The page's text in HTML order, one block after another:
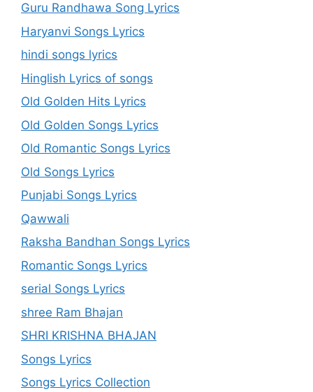
Guru Randhawa Song Lyrics
Haryanvi Songs Lyrics
hindi songs lyrics
Hinglish Lyrics of songs
Old Golden Hits Lyrics
Old Golden Songs Lyrics
Old Romantic Songs Lyrics
Old Songs Lyrics
Punjabi Songs Lyrics
Qawwali
Raksha Bandhan Songs Lyrics
Romantic Songs Lyrics
serial Songs Lyrics
shree Ram Bhajan
SHRI KRISHNA BHAJAN
Songs Lyrics
Songs Lyrics Collection